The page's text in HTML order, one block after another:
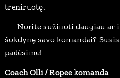
treniruotę.
📩 Norite sužinoti daugiau
šokdynę savo komandai?
padėsime!
Coach Olli / Ropee komanda